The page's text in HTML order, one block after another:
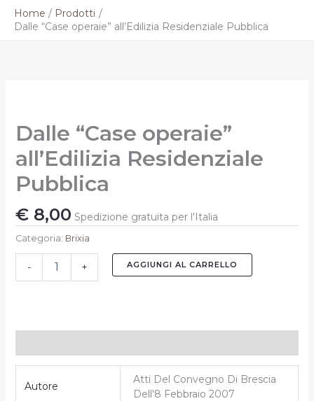
Home
Prodotti
Dalle “Case operaie” all’Edilizia Residenziale Pubblica
Dalle “Case operaie”
all’Edilizia Residenziale
Pubblica
€8,00 Spedizione gratuita per l'Italia
Categoria: Brixia
-
all'Edilizia
Residenziale
Pubblica
quantità
+ AGGIUNGI AL CARRELLO
Autore
Atti Del Convegno Di Brescia
Dell'8 Febbraio 2007